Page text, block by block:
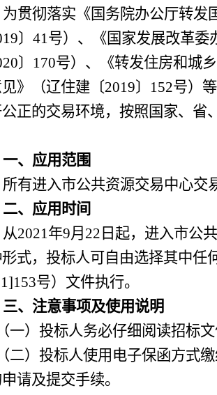
为贯彻落实《国务院办公厅转发
〕 41号）、《国家发展改革委
〕 170号）、《转发住房和城
》（辽住建〔2019〕 152号）
正的交易环境，按照国家、省
一、应用范围
所有进入市公共资源交易中心交
二、应用时间
从2021年9月 22 日起，进入市公
式，投标人可自由选择其中任
号）文件执行。
三、注意事项及使用说明
（一）投标人务必仔细阅读招标
（二）投标人使用电子保函方式
请及提交手续。